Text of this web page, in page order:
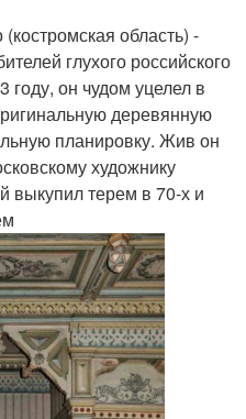
область) -
глухого российского
он чудом уцелел в
деревянную
планировку. Жив он
художнику
выкупил терем в 70-х и